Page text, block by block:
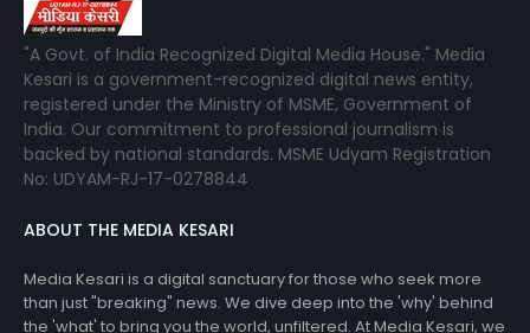
"A Govt. of India Recognized Digital Media House." Media
Kesari is a government-recognized digital news entity,
registered under the Ministry of MSME, Government of
India. Our commitment to professional journalism is
backed by national standards. MSME Udyam Registration
No: UDYAM-RJ-17-0278844
ABOUT THE MEDIA KESARI
Media Kesari is a digital sanctuary for those who seek more
than just "breaking" news. We dive deep into the 'why' behind
the 'what' to bring you the world, unfiltered. At Media Kesari, we